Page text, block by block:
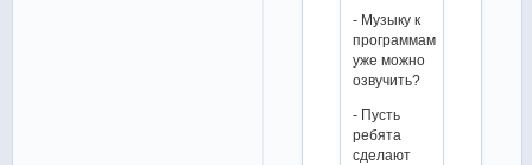
- Музыку к
программам
уже можно
озвучить?
- Пусть
ребята
сделают